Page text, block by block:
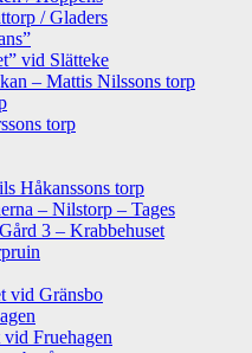
/ Gladers
vid Slätteke
– Mattis Nilssons torp
torp
Håkanssons torp
– Nilstorp – Tages
3 – Krabbehuset
vid Gränsbo
Fruehagen